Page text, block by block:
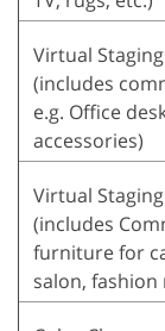
Virtual
(includes
e.g. Office
accessories)
Virtual
(includes
furniture for
salon, fashion